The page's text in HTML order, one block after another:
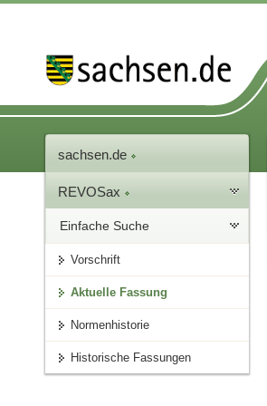
sachsen.de
REVOSax
Einfache Suche
Vorschrift
Aktuelle Fassung
Normenhistorie
Historische Fassungen